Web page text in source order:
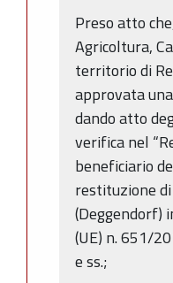
Preso atto
Agricoltura,
territorio di
approvata
dando atto
verifica nel
beneficiario
restituzione
(Deggendorf)
(UE) n. 651/
e ss.;